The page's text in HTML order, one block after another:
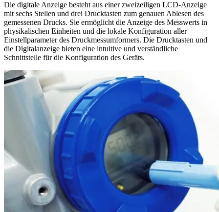
Die digitale Anzeige besteht aus einer zweizeiligen LCD-Anzeige
mit sechs Stellen und drei Drucktasten zum genauen Ablesen des
gemessenen Drucks. Sie ermöglicht die Anzeige des Messwerts in
physikalischen Einheiten und die lokale Konfiguration aller
Einstellparameter des Druckmessumformers. Die Drucktasten und
die Digitalanzeige bieten eine intuitive und verständliche
Schnittstelle für die Konfiguration des Geräts.